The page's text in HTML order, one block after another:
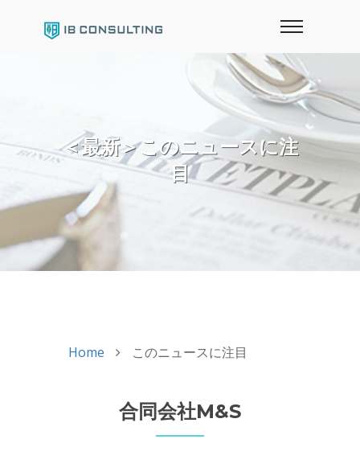
＜最新＞このニュースに注
目
Home このニュースに注目
合同会社M&S